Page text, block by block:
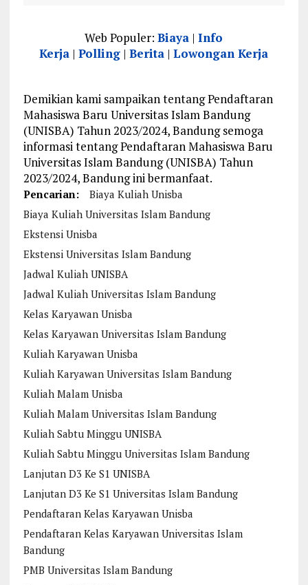
Web Populer:Biaya |Info
Kerja |Polling |Berita |Lowongan Kerja
Demikian kami sampaikan tentang Pendaftaran
Mahasiswa Baru Universitas Islam Bandung
(UNISBA) Tahun 2023/2024, Bandung semoga
informasi tentang Pendaftaran Mahasiswa Baru
Universitas Islam Bandung (UNISBA) Tahun
2023/2024, Bandung ini bermanfaat.
Pencarian:
Biaya Kuliah Unisba
Biaya Kuliah Universitas Islam Bandung
Ekstensi Unisba
Ekstensi Universitas Islam Bandung
Jadwal Kuliah UNISBA
Jadwal Kuliah Universitas Islam Bandung
Kelas Karyawan Unisba
Kelas Karyawan Universitas Islam Bandung
Kuliah Karyawan Unisba
Kuliah Karyawan Universitas Islam Bandung
Kuliah Malam Unisba
Kuliah Malam Universitas Islam Bandung
Kuliah Sabtu Minggu UNISBA
Kuliah Sabtu Minggu Universitas Islam Bandung
Lanjutan D3 Ke S1 UNISBA
Lanjutan D3 Ke S1 Universitas Islam Bandung
Pendaftaran Kelas Karyawan Unisba
Pendaftaran Kelas Karyawan Universitas Islam
Bandung
PMB Universitas Islam Bandung